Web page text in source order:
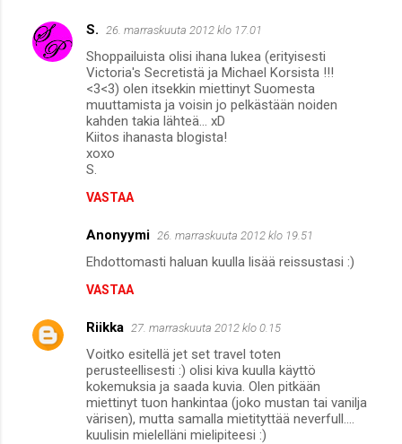
S. 26. marraskuuta 2012 klo 17.01
Shoppailuista olisi ihana lukea (erityisesti
Victoria's Secretistä ja Michael Korsista !!!
<3<3) olen itsekkin miettinyt Suomesta
muuttamista ja voisin jo pelkästään noiden
kahden takia lähteä... xD
Kiitos ihanasta blogista!
xoxo
S.
VASTAA
Anonyymi 26. marraskuuta 2012 klo 19.51
Ehdottomasti haluan kuulla lisää reissustasi :)
VASTAA
Riikka 27. marraskuuta 2012 klo 0.15
Voitko esitellä jet set travel toten
perusteellisesti :) olisi kiva kuulla käyttö
kokemuksia ja saada kuvia. Olen pitkään
miettinyt tuon hankintaa (joko mustan tai vanilja
värisen), mutta samalla mietityttää neverfull....
kuulisin mielelläni mielipiteesi :)